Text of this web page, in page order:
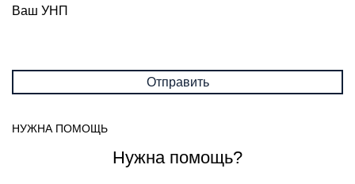
Ваш УНП
НУЖНА ПОМОЩЬ
Нужна помощь?